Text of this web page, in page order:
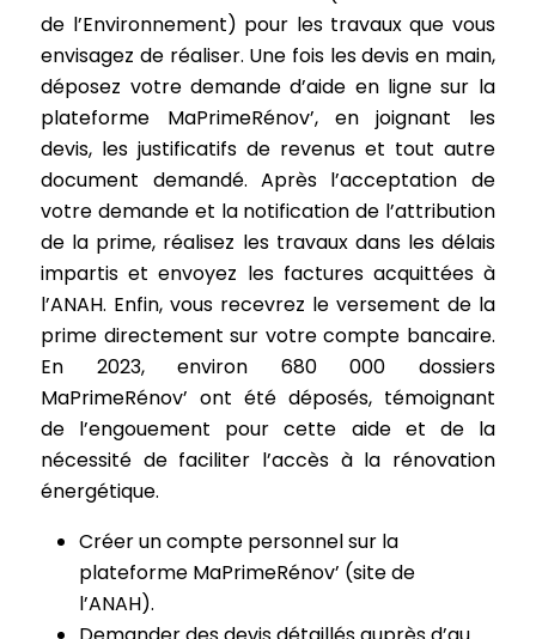
de l’Environnement) pour les travaux que vous
envisagez de réaliser. Une fois les devis en main,
déposez votre demande d’aide en ligne sur la
plateforme MaPrimeRénov’, en joignant les
devis, les justificatifs de revenus et tout autre
document demandé. Après l’acceptation de
votre demande et la notification de l’attribution
de la prime, réalisez les travaux dans les délais
impartis et envoyez les factures acquittées à
l’ANAH. Enfin, vous recevrez le versement de la
prime directement sur votre compte bancaire.
En 2023, environ 680 000 dossiers
MaPrimeRénov’ ont été déposés, témoignant
de l’engouement pour cette aide et de la
nécessité de faciliter l’accès à la rénovation
énergétique.
Créer un compte personnel sur la
plateforme MaPrimeRénov’ (site de
l’ANAH).